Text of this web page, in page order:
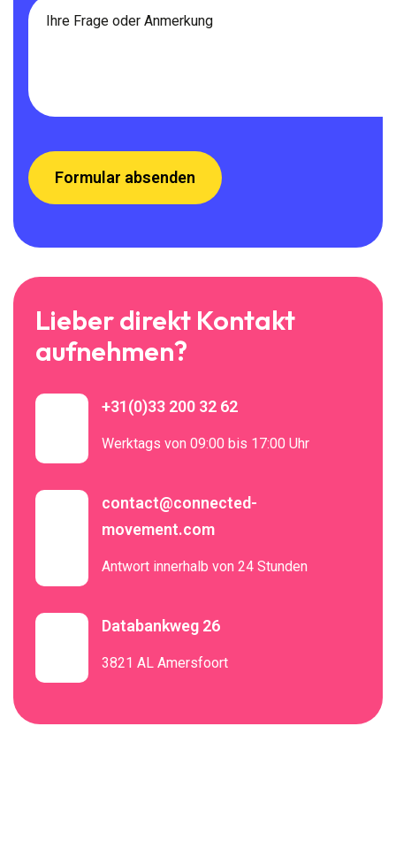
Lieber direkt Kontakt
aufnehmen?
+31(0)33 200 32 62
Werktags von 09:00 bis 17:00 Uhr
contact@connected-
movement.com
Antwort innerhalb von 24 Stunden
Databankweg 26
3821 AL Amersfoort